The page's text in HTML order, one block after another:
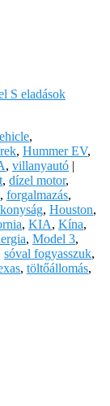
S eladások
,
, Hummer EV,
, villanyautó |
, dízel motor,
, forgalmazás,
, Houston,
, KIA, Kína,
, Model 3,
sóval fogyasszuk,
, töltőállomás,